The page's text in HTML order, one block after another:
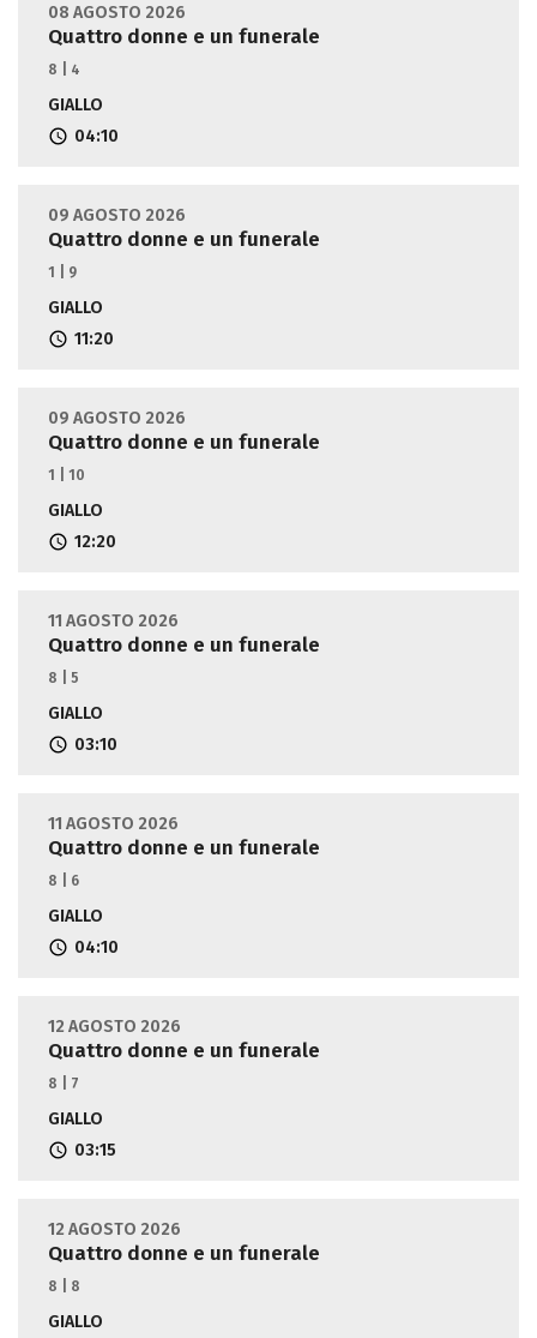
08 AGOSTO 2026
Quattro donne e un funerale
8 | 4
GIALLO
04:10
09 AGOSTO 2026
Quattro donne e un funerale
1 | 9
GIALLO
11:20
09 AGOSTO 2026
Quattro donne e un funerale
1 | 10
GIALLO
12:20
11 AGOSTO 2026
Quattro donne e un funerale
8 | 5
GIALLO
03:10
11 AGOSTO 2026
Quattro donne e un funerale
8 | 6
GIALLO
04:10
12 AGOSTO 2026
Quattro donne e un funerale
8 | 7
GIALLO
03:15
12 AGOSTO 2026
Quattro donne e un funerale
8 | 8
GIALLO